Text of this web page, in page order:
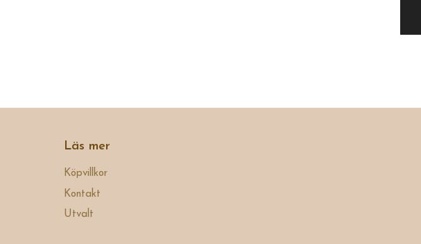
Läs mer
Köpvillkor
Kontakt
Utvalt